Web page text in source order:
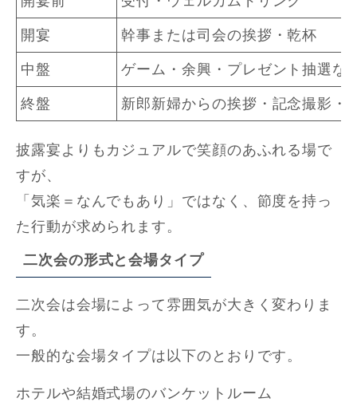
開宴 幹事または司会の挨拶・乾杯
中盤 ゲーム・余興・プレゼント抽選な
終盤 新郎新婦からの挨拶・記念撮影・
披露宴よりもカジュアルで笑顔のあふれる場で
すが、
「気楽＝なんでもあり」ではなく、節度を持っ
た行動が求められます。
二次会の形式と会場タイプ
二次会は会場によって雰囲気が大きく変わりま
す。
一般的な会場タイプは以下のとおりです。
ホテルや結婚式場のバンケットルーム